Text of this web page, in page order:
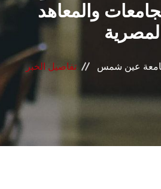
المراكز والوحدات
الأنظمة الذكية
تواصل معنا
والمعاهد
المصرية
عين شمس تفاصيل الخبر